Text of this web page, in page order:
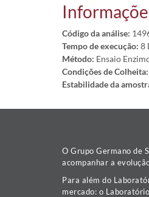
Código da análise:
Tempo de execução: 8
Método: Ensaio
Condições de Colheita:
Estabilidade da
O Grupo Germano de
acompanhar a
Para além do
mercado: o